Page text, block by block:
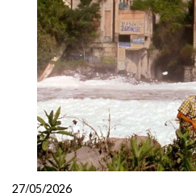
27/05/2026